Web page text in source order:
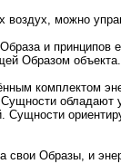
можно
и
Образом объекта.
комплектом
Сущности
свои Образы, и